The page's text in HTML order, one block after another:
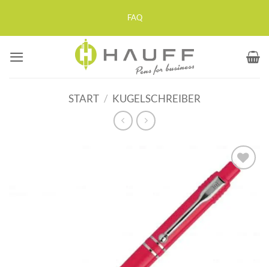
springen
FAQ
START / KUGELSCHREIBER
Auf die
Merkliste